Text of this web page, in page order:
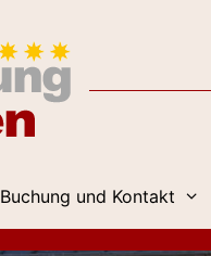
Buchung und Kontakt